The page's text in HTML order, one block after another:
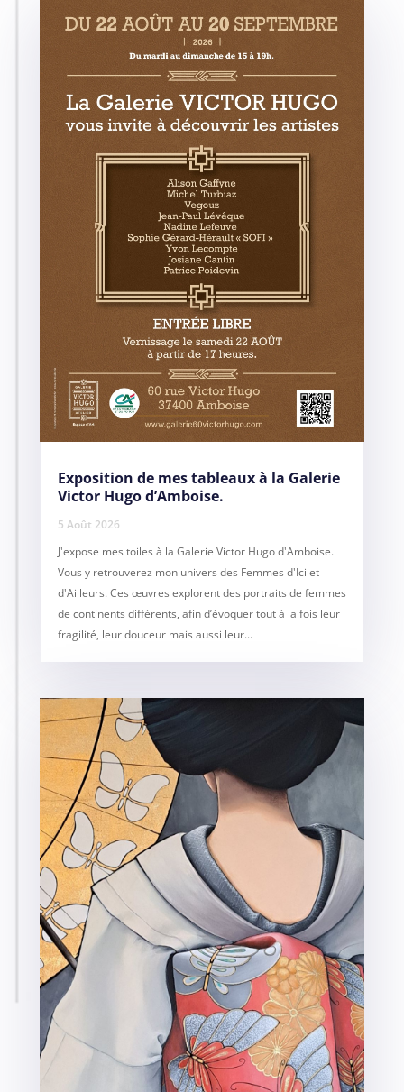
Exposition de mes tableaux à la Galerie
Victor Hugo d’Amboise.
5 Août 2026
J'expose mes toiles à la Galerie Victor Hugo d'Amboise.
Vous y retrouverez mon univers des Femmes d'Ici et
d'Ailleurs. Ces œuvres explorent des portraits de femmes
de continents différents, afin d’évoquer tout à la fois leur
fragilité, leur douceur mais aussi leur...